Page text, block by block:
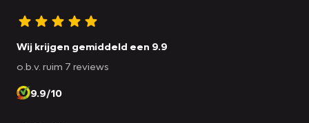
Wij krijgen gemiddeld een 9.9
o.b.v. ruim 7 reviews
9.9/10